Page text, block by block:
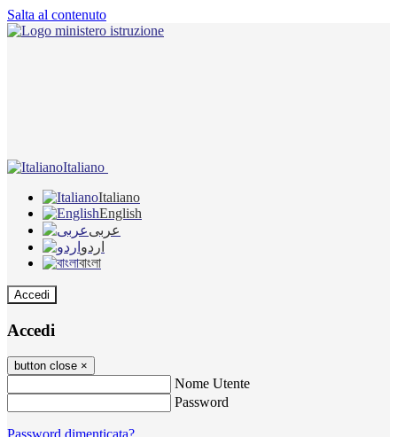
Salta al contenuto
Italiano
Italiano
English
عربى
اردو
বাংলা
Accedi
Accedi
button close ×
Nome Utente
Password